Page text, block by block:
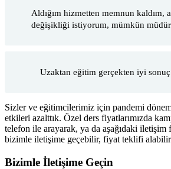
Aldığım hizmetten memnun kaldım,
değişikliği istiyorum, mümkün
Uzaktan eğitim gerçekten iyi
Sizler ve eğitimcilerimiz için pandemi
etkileri azalttık. Özel ders fiyatlarımızda
telefon ile arayarak, ya da aşağıdaki
bizimle iletişime geçebilir, fiyat teklifi
Bizimle İletişime Geçin